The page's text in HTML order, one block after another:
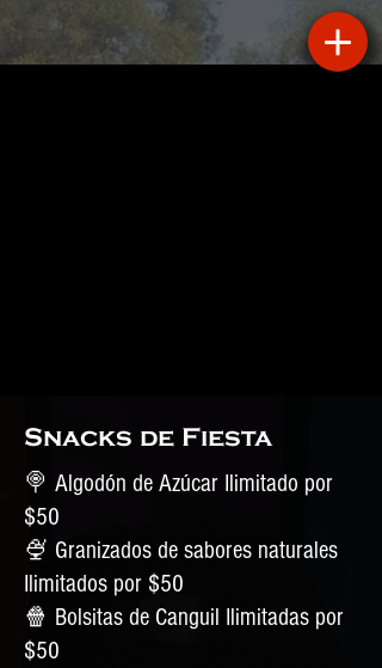
Snacks de Fiesta
🍭 Algodón de Azúcar Ilimitado por
$50
🍨 Granizados de sabores naturales
Ilimitados por $50
🍿 Bolsitas de Canguil Ilimitadas por
$50